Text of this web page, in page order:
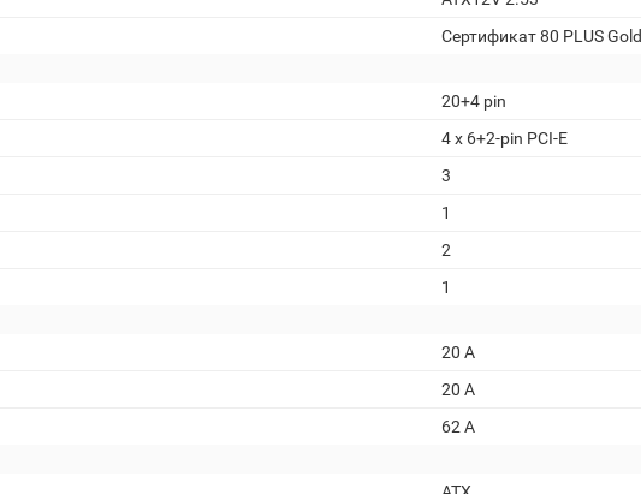
Сертификат 80 PLUS Gold
20+4 pin
4 х 6+2-pin PCI-E
3
1
2
1
20 A
20 A
62 A